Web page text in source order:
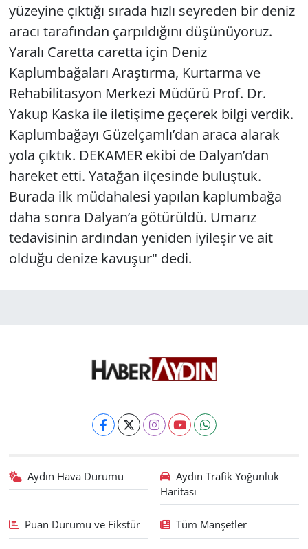
yüzeyine çıktığı sırada hızlı seyreden bir deniz
aracı tarafından çarpıldığını düşünüyoruz.
Yaralı Caretta caretta için Deniz
Kaplumbağaları Araştırma, Kurtarma ve
Rehabilitasyon Merkezi Müdürü Prof. Dr.
Yakup Kaska ile iletişime geçerek bilgi verdik.
Kaplumbağayı Güzelçamlı’dan araca alarak
yola çıktık. DEKAMER ekibi de Dalyan’dan
hareket etti. Yatağan ilçesinde buluştuk.
Burada ilk müdahalesi yapılan kaplumbağa
daha sonra Dalyan’a götürüldü. Umarız
tedavisinin ardından yeniden iyileşir ve ait
olduğu denize kavuşur" dedi.
Aydın Hava Durumu
Aydın Trafik Yoğunluk
Haritası
Puan Durumu ve Fikstür Tüm Manşetler